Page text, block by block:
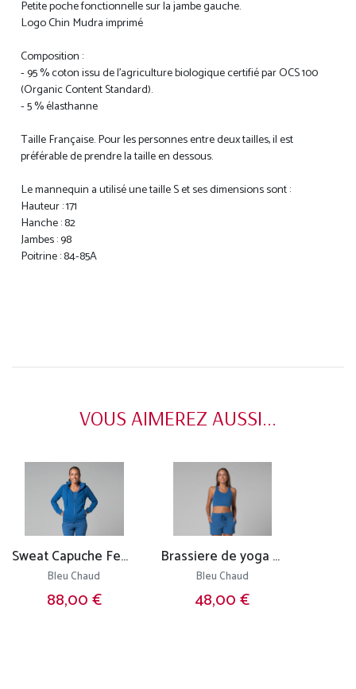
Petite poche fonctionnelle sur la jambe gauche.
Logo Chin Mudra imprimé
Composition :
- 95 % coton issu de l'agriculture biologique certifié par OCS 100
(Organic Content Standard).
- 5 % élasthanne
Taille Française. Pour les personnes entre deux tailles, il est
préférable de prendre la taille en dessous.
Le mannequin a utilisé une taille S et ses dimensions sont :
Hauteur : 171
Hanche : 82
Jambes : 98
Poitrine : 84-85A
VOUS AIMEREZ AUSSI...
Sweat Capuche Femme - Bio
Bleu Chaud
88,00 €
Brassiere de yoga Glamour - Bio
Bleu Chaud
48,00 €